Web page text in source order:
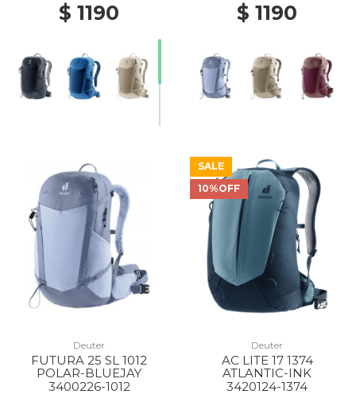
$ 1190 $ 1190
Deuter
FUTURA 25 SL 1012
POLAR-BLUEJAY
3400226-1012
SALE
10%OFF
Deuter
AC LITE 17 1374
ATLANTIC-INK
3420124-1374